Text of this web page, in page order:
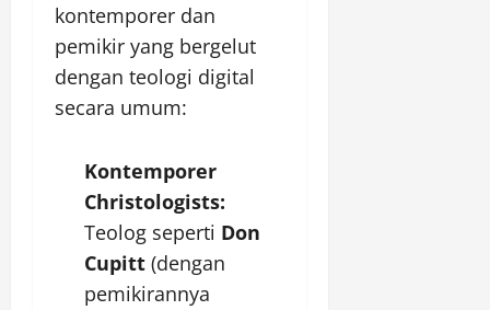
kontemporer dan
pemikir yang bergelut
dengan teologi digital
secara umum:
Kontemporer
Christologists:
Teolog seperti Don
Cupitt (dengan
pemikirannya